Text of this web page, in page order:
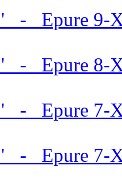
- Epure 9-
- Epure 8-
- Epure 7-
- Epure 7-